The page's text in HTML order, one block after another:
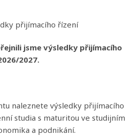
jsme výsledky přijímacího
2027.
naleznete výsledky přijímacího
studia s maturitou ve studijním
a podnikání.